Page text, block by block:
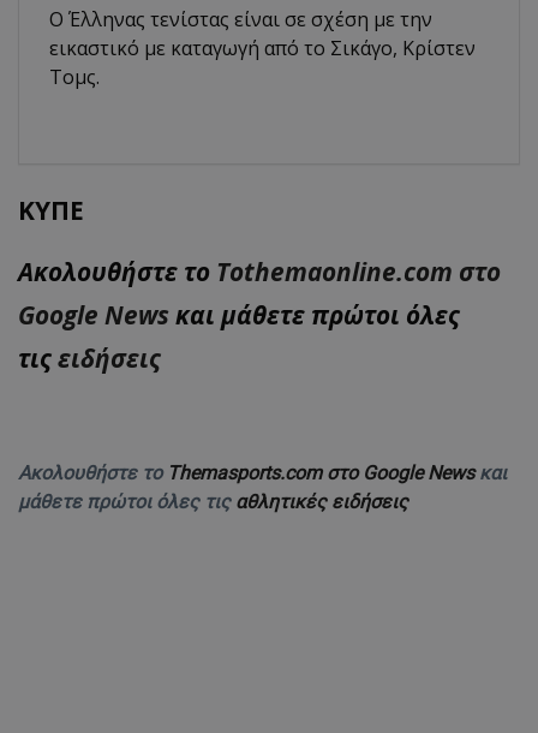
Ο Έλληνας τενίστας είναι σε σχέση με την
εικαστικό με καταγωγή από το Σικάγο, Κρίστεν
Τομς.
ΚΥΠΕ
Ακολουθήστε το Tothemaonline.com στο
Google Newsκαι μάθετε πρώτοι όλες
τιςειδήσεις
Ακολουθήστε το Themasports.com στο Google Newsκαι
μάθετε πρώτοι όλες τις αθλητικές ειδήσεις